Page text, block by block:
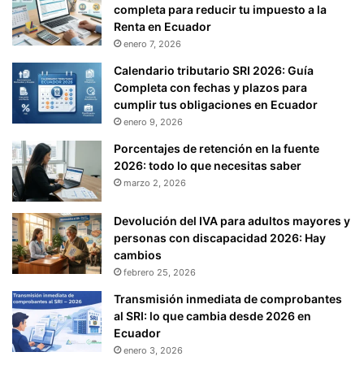
completa para reducir tu impuesto a la
Renta en Ecuador
enero 7, 2026
Calendario tributario SRI 2026: Guía
Completa con fechas y plazos para
cumplir tus obligaciones en Ecuador
enero 9, 2026
Porcentajes de retención en la fuente
2026: todo lo que necesitas saber
marzo 2, 2026
Devolución del IVA para adultos mayores y
personas con discapacidad 2026: Hay
cambios
febrero 25, 2026
Transmisión inmediata de comprobantes
al SRI: lo que cambia desde 2026 en
Ecuador
enero 3, 2026